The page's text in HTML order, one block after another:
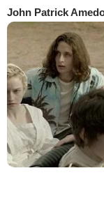
John Patrick